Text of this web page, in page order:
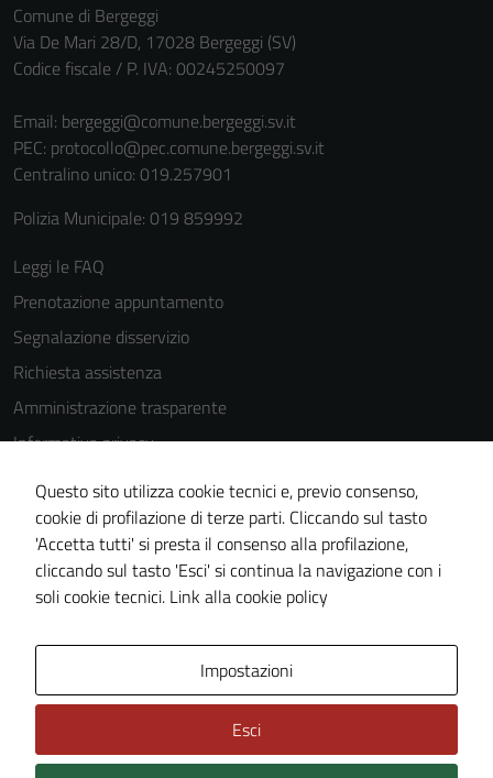
Comune di Bergeggi
Via De Mari 28/D, 17028 Bergeggi (SV)
Codice fiscale / P. IVA: 00245250097
Email: bergeggi@comune.bergeggi.sv.it
PEC: protocollo@pec.comune.bergeggi.sv.it
Centralino unico: 019.257901
Polizia Municipale: 019 859992
Leggi le FAQ
Prenotazione appuntamento
Segnalazione disservizio
Richiesta assistenza
Amministrazione trasparente
Informativa privacy
Note legali
Dichiarazione di accessibilità
Piano di miglioramento del sito
Questo sito utilizza cookie tecnici e, previo consenso,
cookie di profilazione di terze parti. Cliccando sul tasto
'Accetta tutti' si presta il consenso alla profilazione,
cliccando sul tasto 'Esci' si continua la navigazione con i
soli cookie tecnici. Link alla cookie policy
Impostazioni
Esci